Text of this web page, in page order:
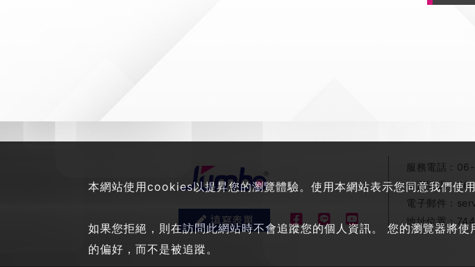
填寫表單
服務電話：
傳真號碼：
電子郵件：
地址位置：
本網站使用cookies以提昇您的瀏覽體驗。使用本網站表示您同意我們使
如果您拒絕，則在訪問此網站時不會追蹤您的個人資訊。 您的瀏覽器將
的偏好，而不是被追蹤。